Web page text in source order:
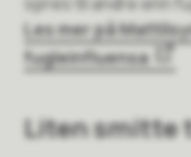
Les mer på
fugleinfluensa
Liten smitte